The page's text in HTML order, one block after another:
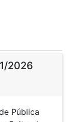
2026
Pública